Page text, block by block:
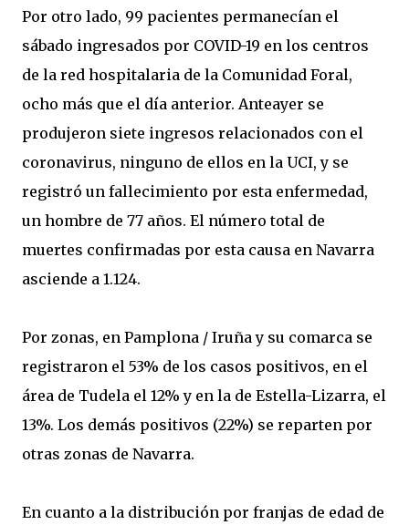
Por otro lado, 99 pacientes permanecían el
sábado ingresados por COVID-19 en los centros
de la red hospitalaria de la Comunidad Foral,
ocho más que el día anterior. Anteayer se
produjeron siete ingresos relacionados con el
coronavirus, ninguno de ellos en la UCI, y se
registró un fallecimiento por esta enfermedad,
un hombre de 77 años. El número total de
muertes confirmadas por esta causa en Navarra
asciende a 1.124.
Por zonas, en Pamplona / Iruña y su comarca se
registraron el 53% de los casos positivos, en el
área de Tudela el 12% y en la de Estella-Lizarra, el
13%. Los demás positivos (22%) se reparten por
otras zonas de Navarra.
En cuanto a la distribución por franjas de edad de